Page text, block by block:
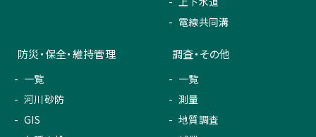
電線共同溝
防災・保全・維持管理
一覧
河川砂防
GIS
調査・その他
一覧
測量
地質調査